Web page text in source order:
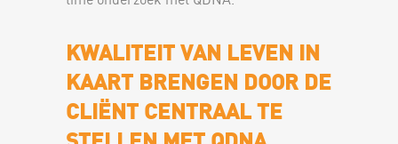
KWALITEIT VAN LEVEN IN
KAART BRENGEN DOOR DE
CLIËNT CENTRAAL TE